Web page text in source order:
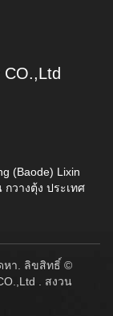
CO.,Ltd
(Baode) Lixin
กวางตุ้ง ประเทศ
หา. ลิขสิทธิ์ ©
. สงวน